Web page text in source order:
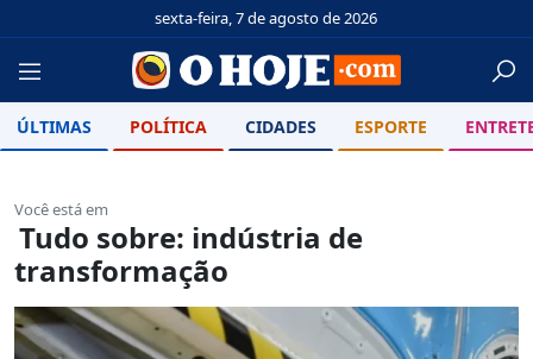
sexta-feira, 7 de agosto de 2026
ÚLTIMAS POLÍTICA CIDADES ESPORTE
Você está em
Tudo sobre: indústria de
transformação